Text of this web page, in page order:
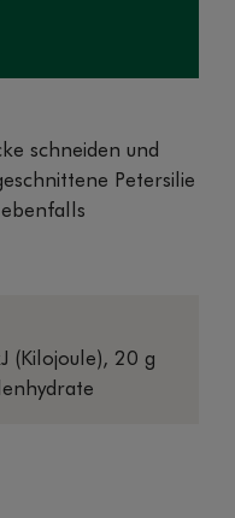
schneiden und
Petersilie
(Kilojoule), 20 g